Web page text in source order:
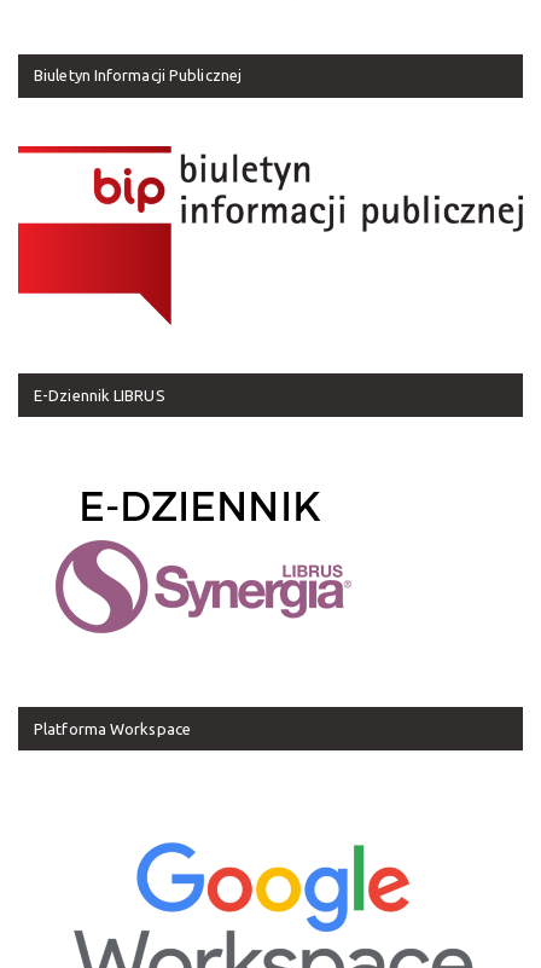
Biuletyn Informacji Publicznej
E-Dziennik LIBRUS
Platforma Workspace